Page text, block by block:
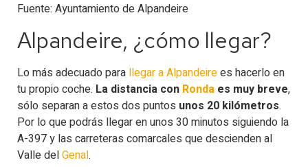
Fuente: Ayuntamiento de Alpandeire
Alpandeire, ¿cómo llegar​?
Lo más adecuado para llegar a Alpandeirees hacerlo en
tu propio coche. La distancia con Ronda es muy breve,
sólo separan a estos dos puntos unos 20 kilómetros.
Por lo que podrás llegar en unos 30 minutos siguiendo la
A-397 y las carreteras comarcales que descienden al
Valle delGenal.